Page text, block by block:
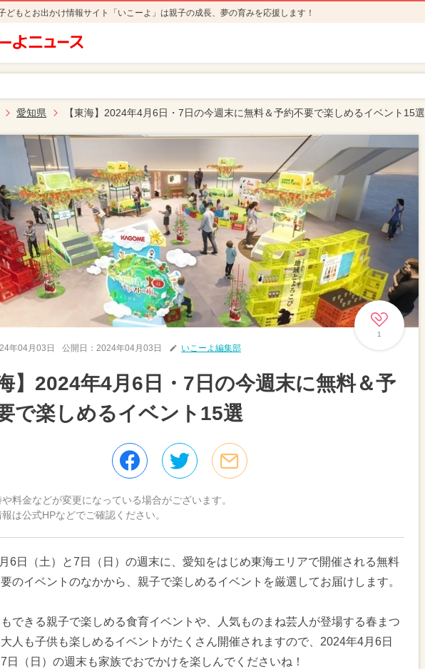
どもとお出かけ情報サイト「いこーよ」は親子の成長、夢の育みを応援します！
愛知県 【東海】2024年4月6日・7日の今週末に無料＆予約不要で楽しめるイベント15選
1
年04月03日 公開日： 2024年04月03日 いこーよ編集部
海】2024年4月6日・7日の今週末に無料＆予
で楽しめるイベント15選
料金などが変更になっている場合がございます。
は公式HPなどでご確認ください。
6日（土）と7日（日）の週末に、愛知をはじめ東海エリアで開催される無料
のイベントのなかから、親子で楽しめるイベントを厳選してお届けします。
できる親子で楽しめる食育イベントや、人気ものまね芸人が登場する春まつ
人も子供も楽しめるイベントがたくさん開催されますので、2024年4月6日
7日（日）の週末も家族でおでかけを楽しんでくださいね！